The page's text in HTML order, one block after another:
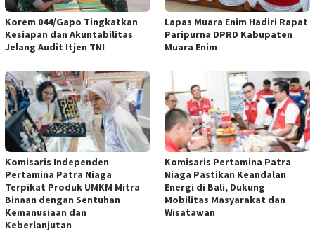
Korem 044/Gapo Tingkatkan
Kesiapan dan Akuntabilitas
Jelang Audit Itjen TNI
Lapas Muara Enim Hadiri Rapat
Paripurna DPRD Kabupaten
Muara Enim
Komisaris Independen
Pertamina Patra Niaga
Terpikat Produk UMKM Mitra
Binaan dengan Sentuhan
Kemanusiaan dan
Keberlanjutan
Komisaris Pertamina Patra
Niaga Pastikan Keandalan
Energi di Bali, Dukung
Mobilitas Masyarakat dan
Wisatawan